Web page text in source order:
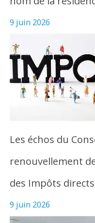
9 juin 2026
Les échos du
renouvellement
des Impôts directs
9 juin 2026